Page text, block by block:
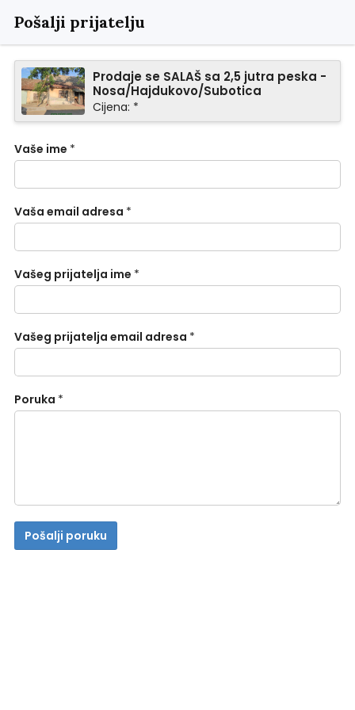
Pošalji prijatelju
Prodaje se SALAŠ sa 2,5 jutra peska -
Nosa/Hajdukovo/Subotica
Cijena: *
Vaše ime *
Vaša email adresa *
Vašeg prijatelja ime *
Vašeg prijatelja email adresa *
Poruka *
Pošalji poruku